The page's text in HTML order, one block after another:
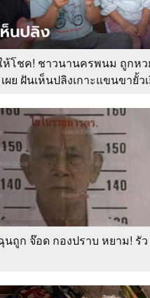
ห้โชค! ชาวนานครพนม ถูกหว
ผย ฝันเห็นปลิงเกาะแขนขายั้ว
นถูก จ๊อด กองปราบ หยาม! รัว